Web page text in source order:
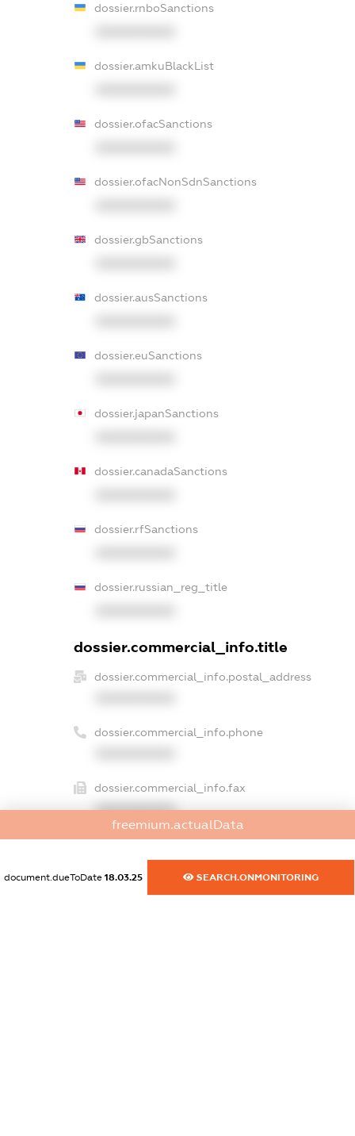
dossier.rnboSanctions
dossier.amkuBlackList
dossier.ofacSanctions
dossier.ofacNonSdnSanctions
dossier.gbSanctions
dossier.ausSanctions
dossier.euSanctions
dossier.japanSanctions
dossier.canadaSanctions
dossier.rfSanctions
dossier.russian_reg_title
dossier.commercial_info.title
dossier.commercial_info.postal_address
dossier.commercial_info.phone
dossier.commercial_info.fax
XXXXXXXXXX
dossier.commercial_info.email
dossier.commercial_info.website
freemium.actualData
document.dueToDate 18.03.25 SEARCH.ONMONITORING